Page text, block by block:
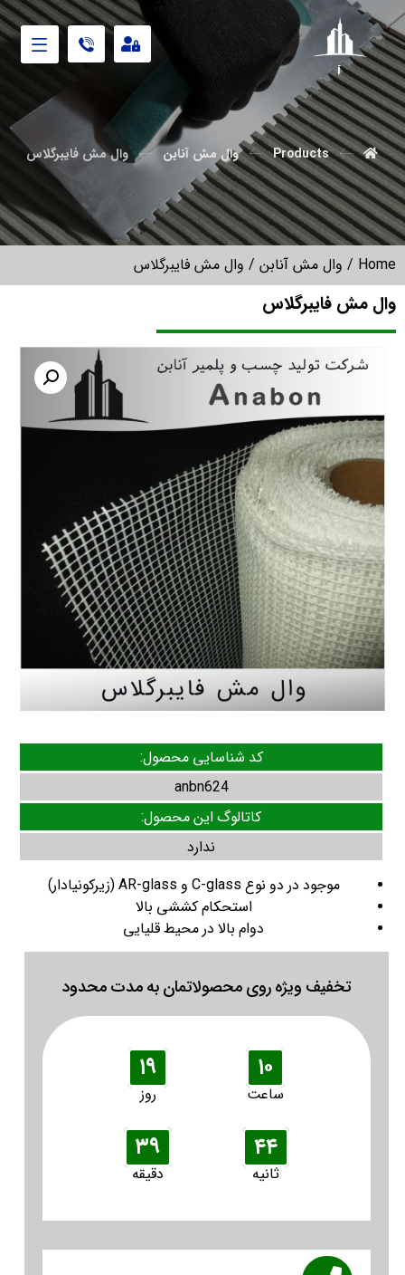
آنابن
Products وال مش آنابن وال مش فایبرگلاس
Home
/ وال مش آنابن / وال مش فایبرگلاس
وال مش فایبرگلاس
کد شناسایی محصول:
anbn624
کاتالوگ این محصول:
ندارد
موجود در دو نوع C-glass و AR-glass (زیرکونیادار)
استحکام کششی بالا
دوام بالا در محیط قلیایی
تخفیف ویژه روی محصولاتمان به مدت محدود
۱۹
روز
۱۰
ساعت
۳۹
دقیقه
۴۳
ثانیه